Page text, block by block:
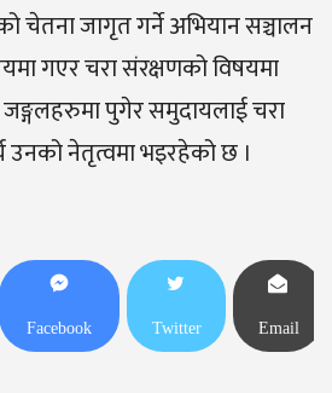
चेतना जागृत गर्ने अभियान सञ्चालन
गएर चरा संरक्षणको विषयमा
पुगेर समुदायलाई चरा
उनको नेतृत्वमा भइरहेको छ ।
Facebook Twitter Email